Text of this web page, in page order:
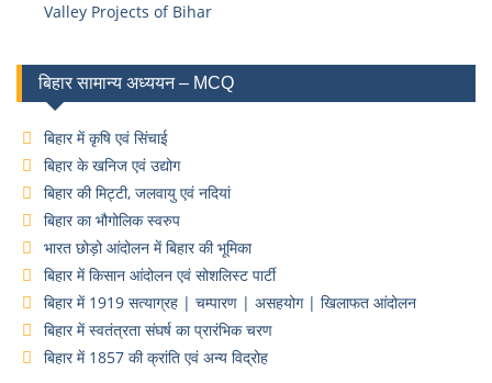
Valley Projects of Bihar
बिहार सामान्य अध्ययन – MCQ
बिहार में कृषि एवं सिंचाई
बिहार के खनिज एवं उद्योग
बिहार की मिट्टी, जलवायु एवं नदियां
बिहार का भौगोलिक स्वरुप
भारत छोड़ो आंदोलन में बिहार की भूमिका
बिहार में किसान आंदोलन एवं सोशलिस्ट पार्टी
बिहार में 1919 सत्याग्रह | चम्पारण | असहयोग | खिलाफत आंदोलन
बिहार में स्वतंत्रता संघर्ष का प्रारंभिक चरण
बिहार में 1857 की क्रांति एवं अन्य विद्रोह